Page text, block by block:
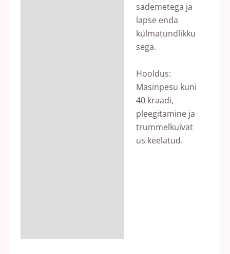
sademetega ja
lapse enda
külmatundlikku
sega.
Hooldus:
Masinpesu kuni
40 kraadi,
pleegitamine ja
trummelkuivat
us keelatud.